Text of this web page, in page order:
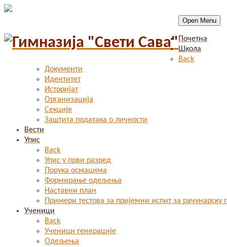
Open Menu
Почетна
Школа
Back
Документи
Идентитет
Историјат
Организација
Секције
Заштита података о личности
Вести
Упис
Back
Упис у први разред
Порука осмацима
Формирање одељења
Наставни план
Примери тестова за пријемни испит за рачунарску
Ученици
Back
Ученици генерације
Одељења